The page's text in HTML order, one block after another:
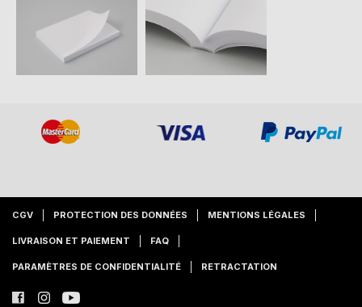
CGV PROTECTION DES DONNÉES MENTIONS LÉGALES
LIVRAISON ET PAIEMENT FAQ
PARAMÈTRES DE CONFIDENTIALITÉ RETRACTATION